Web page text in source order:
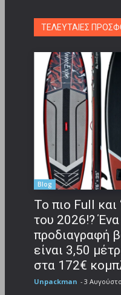
ΤΕΛΕΥΤΑΙΕΣ
Blog
To πιο Full
του 2026!?
προδιαγραφή
είναι 3,50
στα 172€
Unpackman - 3